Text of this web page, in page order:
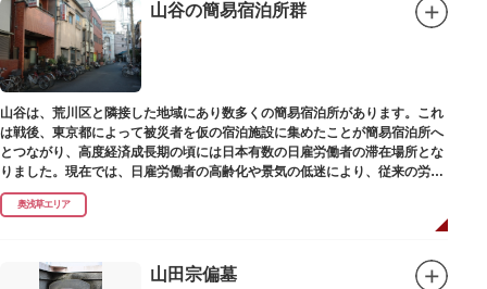
山谷の簡易宿泊所群
山谷は、荒川区と隣接した地域にあり数多くの簡易宿泊所があります。これ
は戦後、東京都によって被災者を仮の宿泊施設に集めたことが簡易宿泊所へ
とつながり、高度経済成長期の頃には日本有数の日雇労働者の滞在場所とな
りました。現在では、日雇労働者の高齢化や景気の低迷により、従来の労働
者に代わって、外国人の利用が増えています。
奥浅草エリア
山田宗偏墓